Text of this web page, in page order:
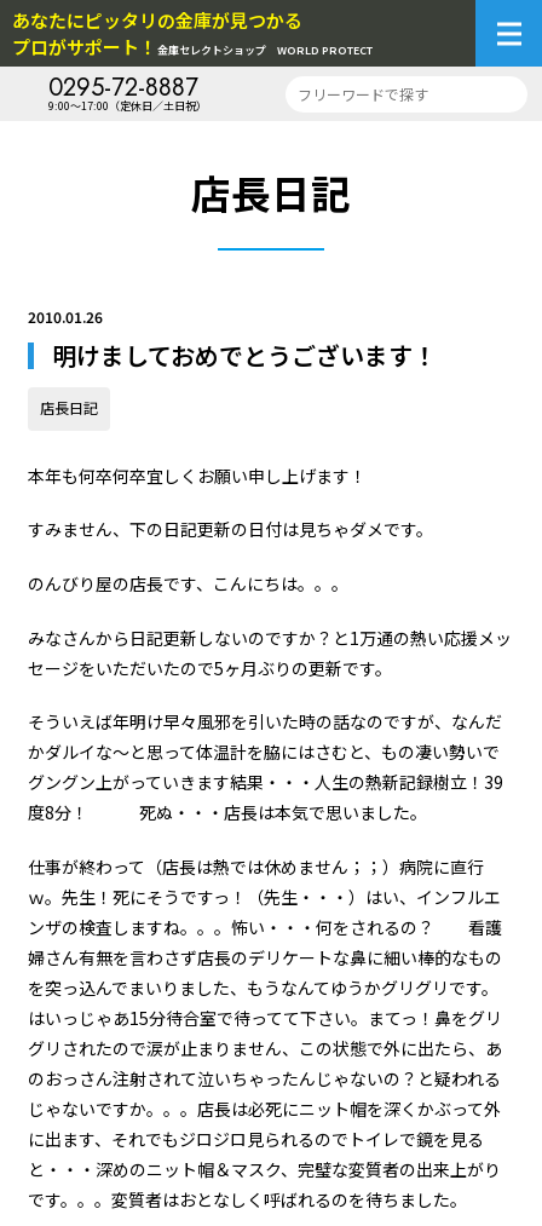
あなたにピッタリの金庫が見つかる
プロがサポート！ 金庫セレクトショップ WORLD PROTECT
0295-72-8887
9:00～17:00（定休日／土日祝）
店長日記
2010.01.26
明けましておめでとうございます！
店長日記
本年も何卒何卒宜しくお願い申し上げます！
すみません、下の日記更新の日付は見ちゃダメです。
のんびり屋の店長です、こんにちは。。。
みなさんから日記更新しないのですか？と1万通の熱い応援メッ
セージをいただいたので5ヶ月ぶりの更新です。
そういえば年明け早々風邪を引いた時の話なのですが、なんだ
かダルイな～と思って体温計を脇にはさむと、もの凄い勢いで
グングン上がっていきます結果・・・人生の熱新記録樹立！39
度8分！ 死ぬ・・・店長は本気で思いました。
仕事が終わって（店長は熱では休めません；；）病院に直行
ｗ。先生！死にそうですっ！（先生・・・）はい、インフルエ
ンザの検査しますね。。。怖い・・・何をされるの？ 看護
婦さん有無を言わさず店長のデリケートな鼻に細い棒的なもの
を突っ込んでまいりました、もうなんてゆうかグリグリです。
はいっじゃあ15分待合室で待ってて下さい。まてっ！鼻をグリ
グリされたので涙が止まりません、この状態で外に出たら、あ
のおっさん注射されて泣いちゃったんじゃないの？と疑われる
じゃないですか。。。店長は必死にニット帽を深くかぶって外
に出ます、それでもジロジロ見られるのでトイレで鏡を見る
と・・・深めのニット帽＆マスク、完璧な変質者の出来上がり
です。。。変質者はおとなしく呼ばれるのを待ちました。